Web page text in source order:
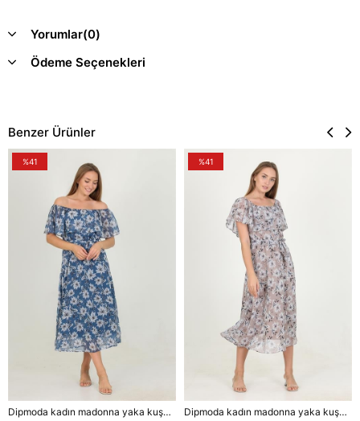
Yorumlar(0)
Ödeme Seçenekleri
Benzer Ürünler
Dipmoda kadın madonna yaka kuşaklı desenli şifon elbise RY10037
%41
Dipmoda kadın madonna yaka kuşaklı desenli şifon elbise RY10037
%41